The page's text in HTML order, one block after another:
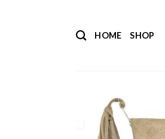
HOME SHOP